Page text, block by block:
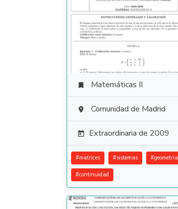
 Matemáticas II
 Comunidad de Madrid
 Extraordinaria de 2009
#matrices #sistemas #geometria
#continuidad